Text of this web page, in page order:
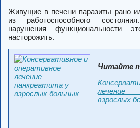
Живущие в печени паразиты рано
из работоспособного
нарушения функциональности
насторожить.
Читайте
лечение
взрослых